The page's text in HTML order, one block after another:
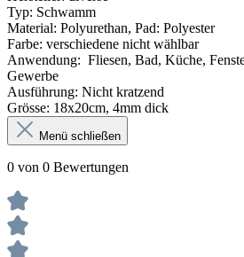
Typ: Schwamm
Material: Polyurethan, Pad: Polyester
Farbe: verschiedene nicht wählbar
Anwendung: Fliesen, Bad, Küche,
Gewerbe
Ausführung: Nicht kratzend
Grösse: 18x20cm, 4mm dick
Menü schließen
0 von 0 Bewertungen